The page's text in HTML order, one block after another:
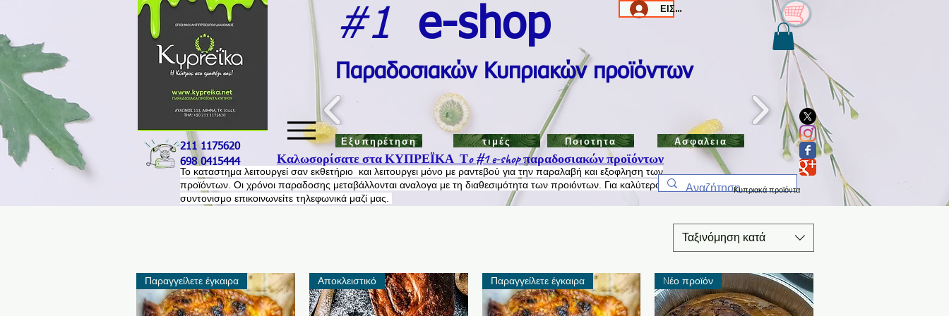
211 1175620
698 0415444
#1 e-shop
Π αραδοσιακών Κυπριακών προϊόντων
Εξυπηρέτηση τιμές Ποιοτητα Ασφαλεια
ΕΙΣΟΔΟΣ/Log In
Καλωσορίσατε στα ΚΥΠΡΕΪΚΑ Τo #1 e-shop παραδοσιακών προϊόντων
​Το καταστημα λειτουργεί σαν εκθετήριο και λειτουργει μόνο με ραντεβού για την παραλαβή και εξοφληση των
προϊόντων. Οι χρόνοι παραδοσης μεταβάλλονται αναλογα με τη διαθεσιμότητα των προιόντων. Για καλύτερο
συντονισμο επικοινωνείτε τηλεφωνικά μαζί μας.
Κυπριακά προϊόντα
Ταξινόμηση κατά
Παραγγείλετε έγκαιρα Αποκλειστικό Παραγγείλετε έγκαιρα Nέο προϊόν